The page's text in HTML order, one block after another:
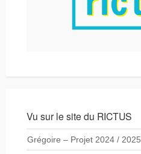
Vu sur le site du RICTUS
Grégoire – Projet 2024 / 2025